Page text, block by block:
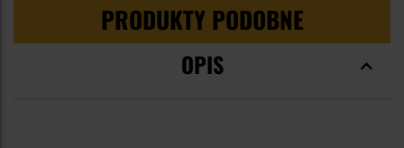
PRODUKTY PODOBNE
OPIS